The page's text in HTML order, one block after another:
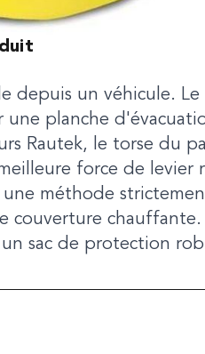
depuis un véhicule.
planche
Rautek, le torse du
force de
méthode
couverture
sac de protection